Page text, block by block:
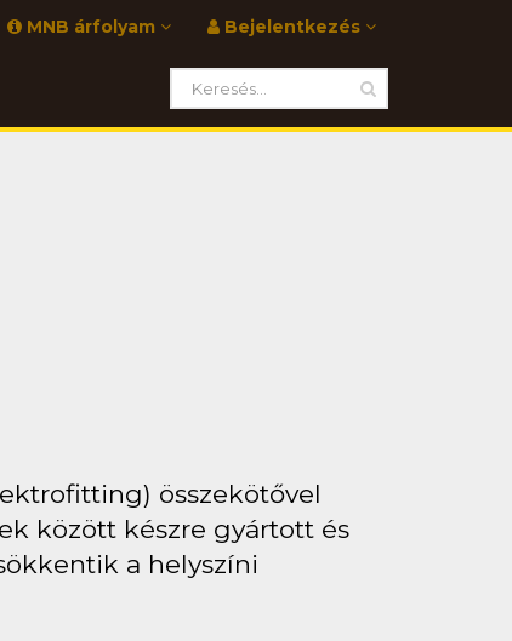
Bejelentkezés
MNB árfolyam
összekötővel
között készre gyártott és
a helyszíni